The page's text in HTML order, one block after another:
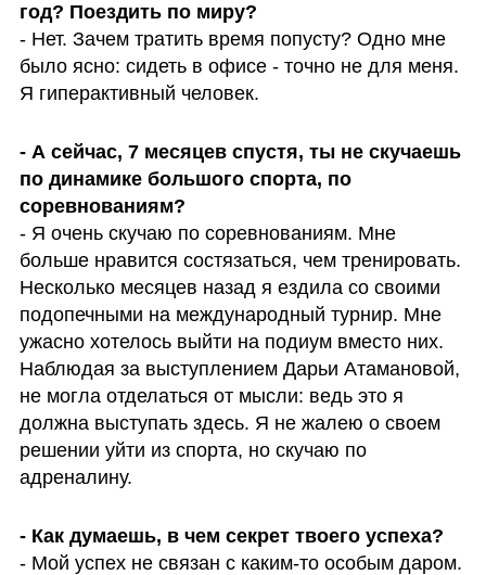
год? Поездить по миру?
- Нет. Зачем тратить время попусту? Одно мне
было ясно: сидеть в офисе - точно не для меня.
Я гиперактивный человек.
- А сейчас, 7 месяцев спустя, ты не скучаешь
по динамике большого спорта, по
соревнованиям?
- Я очень скучаю по соревнованиям. Мне
больше нравится состязаться, чем тренировать.
Несколько месяцев назад я ездила со своими
подопечными на международный турнир. Мне
ужасно хотелось выйти на подиум вместо них.
Наблюдая за выступлением Дарьи Атамановой,
не могла отделаться от мысли: ведь это я
должна выступать здесь. Я не жалею о своем
решении уйти из спорта, но скучаю по
адреналину.
- Как думаешь, в чем секрет твоего успеха?
- Мой успех не связан с каким-то особым даром.